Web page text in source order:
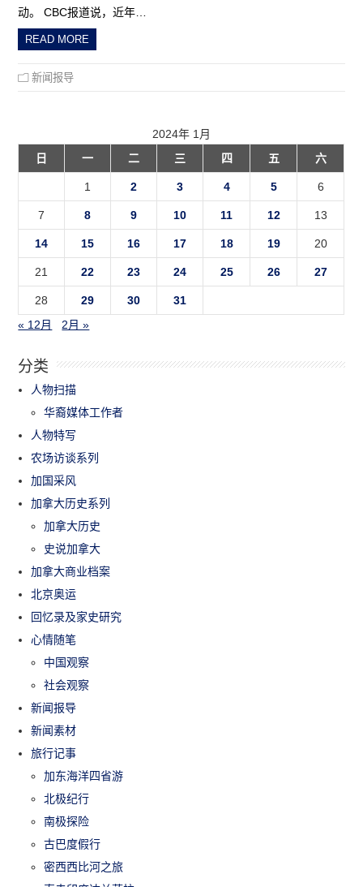
动。 CBC报道说，近年…
READ MORE
新闻报导
2024年 1月
日
一 二 三 四 五 六
1 2 3 4 5 6
7 8 9 10 11 12 13
14 15 16 17 18 19 20
21 22 23 24 25 26 27
28 29 30
31
« 12月
2月 »
分类
人物扫描
华裔媒体工作者
人物特写
农场访谈系列
加国采风
加拿大历史系列
加拿大历史
史说加拿大
加拿大商业档案
北京奥运
回忆录及家史研究
心情随笔
中国观察
社会观察
新闻报导
新闻素材
旅行记事
加东海洋四省游
北极纪行
南极探险
古巴度假行
密西西比河之旅